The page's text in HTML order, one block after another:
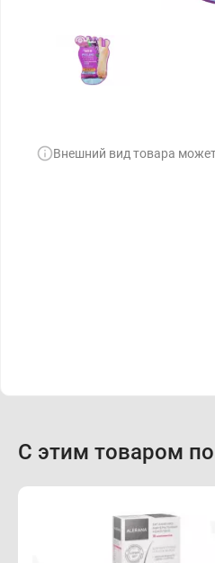
Внешний вид товара
С этим товаром